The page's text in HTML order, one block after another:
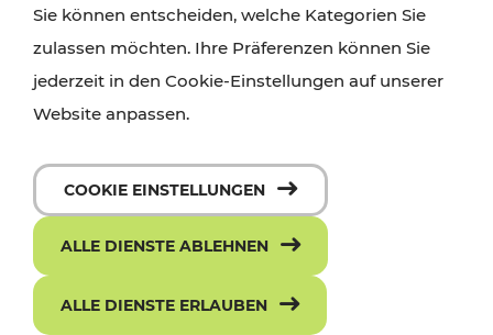
Sie können entscheiden, welche Kategorien Sie
zulassen möchten. Ihre Präferenzen können Sie
jederzeit in den Cookie-Einstellungen auf unserer
Website anpassen.
COOKIE EINSTELLUNGEN
ALLE DIENSTE ABLEHNEN
ALLE DIENSTE ERLAUBEN